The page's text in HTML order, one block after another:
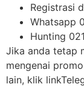
Registrasi
Whatsapp
Hunting
Jika anda tetap
mengenai
lain, klik